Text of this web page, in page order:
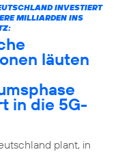
INVESTIERT
MILLIARDEN INS
läuten
in die 5G-
plant, in